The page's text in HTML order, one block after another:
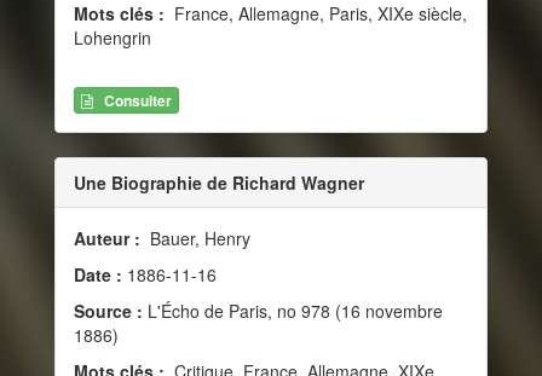
Mots clés : France, Allemagne, Paris, XIXe siècle,
Lohengrin
Consulter
Une Biographie de Richard Wagner
Auteur : Bauer, Henry
Date : 1886-11-16
Source : L'Écho de Paris, no 978 (16 novembre
1886)